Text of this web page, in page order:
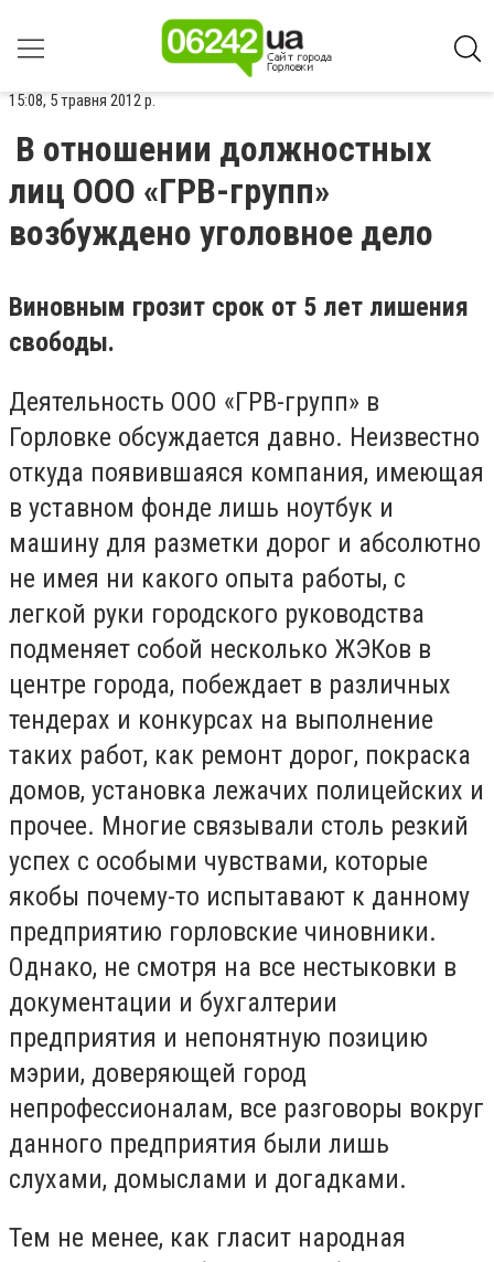
15:08, 5 травня 2012 р.
В отношении должностных
лиц ООО «ГРВ-групп»
возбуждено уголовное дело
Виновным грозит срок от 5 лет лишения
свободы.
Деятельность ООО «ГРВ-групп» в
Горловке обсуждается давно. Неизвестно
откуда появившаяся компания, имеющая
в уставном фонде лишь ноутбук и
машину для разметки дорог и абсолютно
не имея ни какого опыта работы, с
легкой руки городского руководства
подменяет собой несколько ЖЭКов в
центре города, побеждает в различных
тендерах и конкурсах на выполнение
таких работ, как ремонт дорог, покраска
домов, установка лежачих полицейских и
прочее. Многие связывали столь резкий
успех с особыми чувствами, которые
якобы почему-то испытавают к данному
предприятию горловские чиновники.
Однако, не смотря на все нестыковки в
документации и бухгалтерии
предприятия и непонятную позицию
мэрии, доверяющей город
непрофессионалам, все разговоры вокруг
данного предприятия были лишь
слухами, домыслами и догадками.
Тем не менее, как гласит народная